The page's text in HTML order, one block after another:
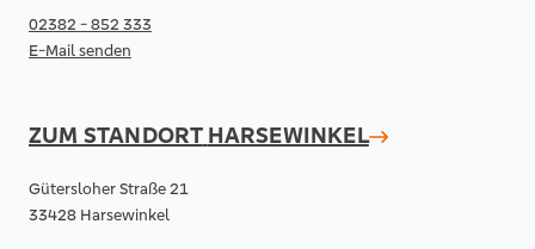
02382 - 852 333
E-Mail senden
ZUM STANDORT HARSEWINKEL
Gütersloher Straße 21
33428 Harsewinkel